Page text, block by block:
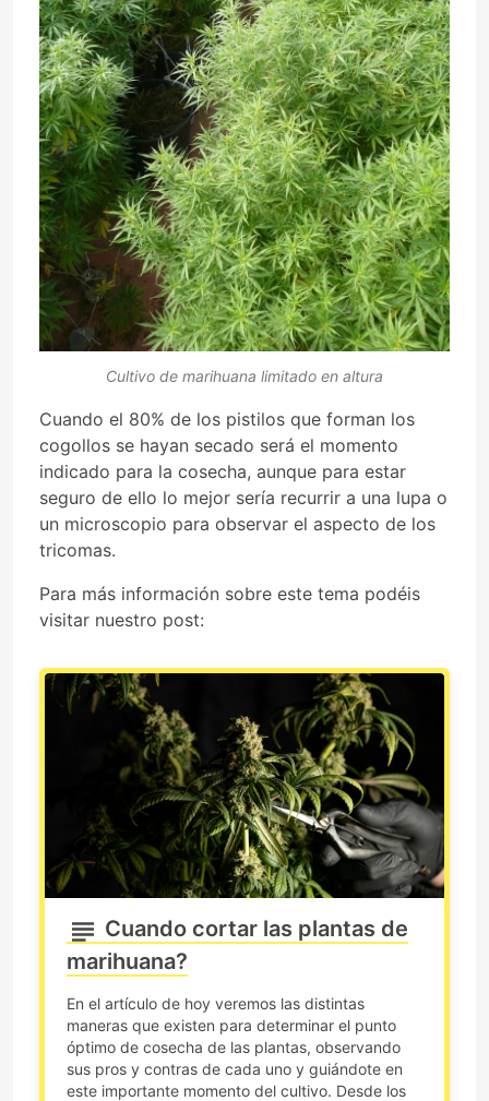
Cultivo de marihuana limitado en altura
Cuando el 80% de los pistilos que forman los
cogollos se hayan secado será el momento
indicado para la cosecha, aunque para estar
seguro de ello lo mejor sería recurrir a una lupa o
un microscopio para observar el aspecto de los
tricomas.
Para más información sobre este tema podéis
visitar nuestro post:
Cuando cortar las plantas de
marihuana?
En el artículo de hoy veremos las distintas
maneras que existen para determinar el punto
óptimo de cosecha de las plantas, observando
sus pros y contras de cada uno y guiándote en
este importante momento del cultivo. Desde los